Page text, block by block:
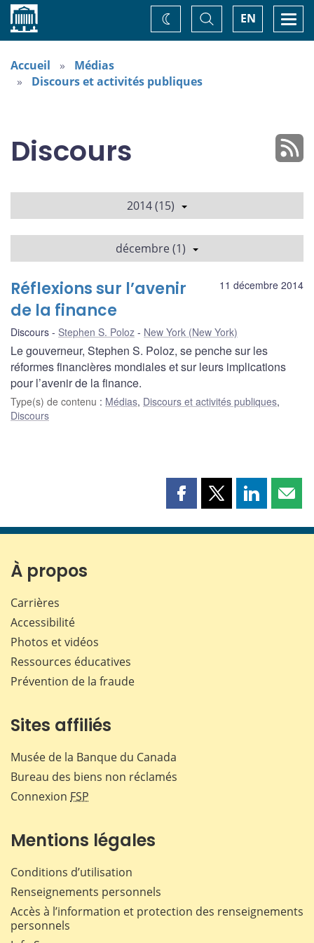
Accueil EN
Basculer
la
recherche
Changez
de
Accueil
Médias
Discours et activités publiques
Discours
2014 (15)
décembre (1)
11 décembre 2014
Réflexions sur l’avenir
de la finance
Discours Stephen S. Poloz New York (New York)
Le gouverneur, Stephen S. Poloz, se penche sur les
réformes financières mondiales et sur leurs implications
pour l’avenir de la finance.
Type(s) de contenu : Médias, Discours et activités publiques,
Discours
Partager
page
Partager
page
Partager
page page
À propos
Carrières
Accessibilité
Photos et vidéos
Ressources éducatives
Prévention de la fraude
Sites affiliés
Musée de la Banque du Canada
Bureau des biens non réclamés
Connexion FSP
Mentions légales
Conditions d’utilisation
Renseignements personnels
Accès à l’information et protection des renseignements
personnels